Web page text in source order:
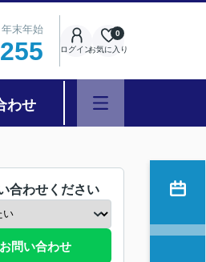
末年始
ログインお気に入り
0
わせ
合わせください
問い合わせ